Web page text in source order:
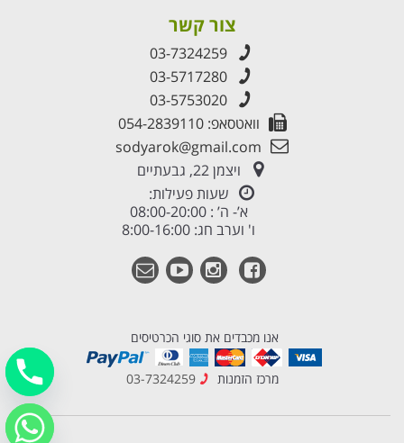
צור קשר
03-7324259
03-5717280
03-5753020
וואטסאפ: 054-2839110
sodyarok@gmail.com
ויצמן 22, גבעתיים
שעות פעילות:
א’- ה’ : 08:00-20:00
ו' וערב חג: 8:00-16:00
אנו מכבדים את סוגי הכרטיסים
מרכז הזמנות 03-7324259